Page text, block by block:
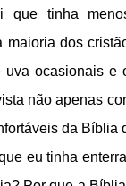
que tinha
maioria dos
ocasionais e
não apenas
da Bíblia
eu tinha